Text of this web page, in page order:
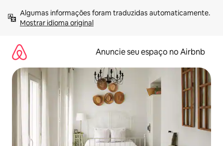
para
Mostrar idioma original
Anuncie seu espaço no Airbnb